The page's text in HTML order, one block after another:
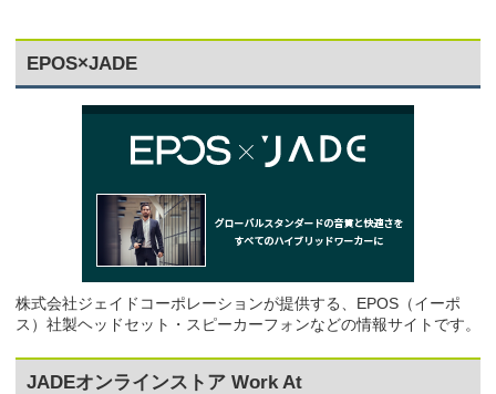
EPOS×JADE
株式会社ジェイドコーポレーションが提供する、EPOS（イーポ
ス）社製ヘッドセット・スピーカーフォンなどの情報サイトです。
JADEオンラインストア Work At